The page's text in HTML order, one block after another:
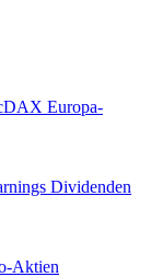
Europa-
Dividenden
Aktien